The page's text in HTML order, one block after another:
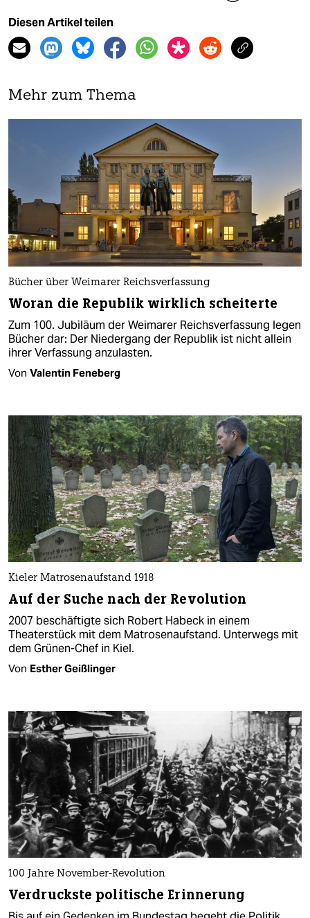
Diesen Artikel teilen
Mehr zum Thema
Bücher über Weimarer Reichsverfassung
Woran die Republik wirklich scheiterte
Zum 100. Jubiläum der Weimarer Reichsverfassung legen
Bücher dar: Der Niedergang der Republik ist nicht allein
ihrer Verfassung anzulasten.
Von Valentin Feneberg
Kieler Matrosenaufstand 1918
Auf der Suche nach der Revolution
2007 beschäftigte sich Robert Habeck in einem
Theaterstück mit dem Matrosenaufstand. Unterwegs mit
dem Grünen-Chef in Kiel.
Von Esther Geißlinger
100 Jahre November-Revolution
Verdruckste politische Erinnerung